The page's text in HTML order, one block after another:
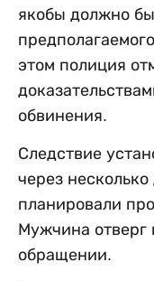
якобы должно
этом полиция
обвинения.
Следствие
через
планировали
Мужчина отверг
обращении.